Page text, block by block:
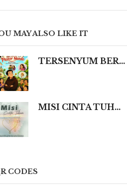
MAY ALSO LIKE IT
TERSENYUM BERSAMA PASTOR NANDO 80 Humor Ringan tentang Iman, Kehidupan, dan Kemanusiaan
MISI CINTA TUHAN (Sebuah Refleksi Teologis dalam Cahaya Kidung Agung, Magisterium Gereja, dan Tradisi Katolik yang Mengalir dalam Keindahan Budaya serta Spiritualitas Mendalam yang Menyentuh dan Meneguhkan Hati Beriman.)
CODES